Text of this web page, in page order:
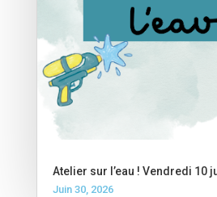
Atelier sur l’eau ! Vendredi 10
Juin 30, 2026